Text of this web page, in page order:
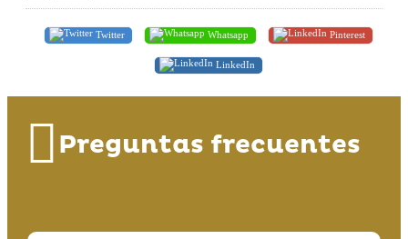
Twitter Whatsapp Pinterest
LinkedIn
Preguntas frecuentes